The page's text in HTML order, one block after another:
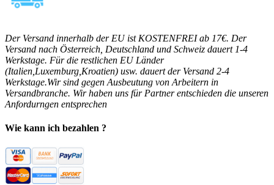
Der Versand innerhalb der EU ist KOSTENFREI ab 17€. Der
Versand nach Österreich, Deutschland und Schweiz dauert 1-4
Werkstage. Für die restlichen EU Länder
(Italien,Luxemburg,Kroatien) usw. dauert der Versand 2-4
Werkstage.Wir sind gegen Ausbeutung von Arbeitern in
Versandbranche. Wir haben uns für Partner entschieden die unseren
Anfordurngen entsprechen
Wie kann ich bezahlen ?